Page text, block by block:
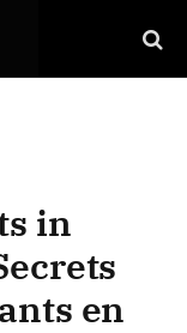
in
en